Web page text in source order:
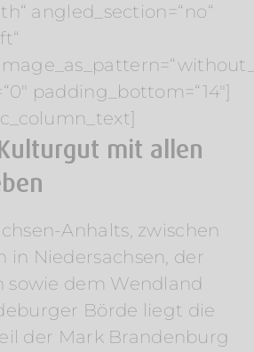
angled_section=“no“
padding_bottom=“14″]
mit allen
Anhalts, zwischen
in Niedersachsen, der
sowie dem Wendland
Börde liegt die
der Mark Brandenburg